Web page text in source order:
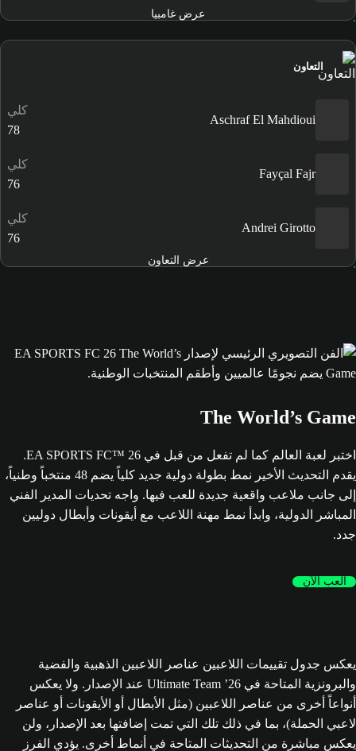
عرض غامبيا
التعاون
Aschraf El Mahdioui
كلي
78
Fayçal Fajr
كلي
76
Andrei Girotto
كلي
76
عرض التعاون
The World’s Game
اختبر لعبة العالم كما لم تفعل من قبل في EA SPORTS FC™ 26.
يقدم التحديث الأخير نمط بطولة دولية جديد كلياً يضم 48 منتخباً وطنياً،
إلى جانب ملاعب واقعية جديدة للعب فيها. واجه تحديات المدير الفني
المباشر الدولية، وابدأ نمط مهنة اللاعب مع أيقونات وأبطال دوليين
جدد.
العب الآن
يعكس جدول تقييمات اللاعبين عناصر اللاعبين الذهبية والفضية
والبرونزية المتاحة في Ultimate Team ’26 عند الإصدار. ولا يعكس
أنواعاً أخرى من عناصر اللاعبين (مثل الأبطال أو الأيقونات أو عناصر
لاعبي الحملة)، بما في ذلك تلك التي تمت إضافتها بعد الإصدار، ولن
يعكس مباشرة من التحديثات المتاحة في أنماط أخرى. يؤدي الفرز